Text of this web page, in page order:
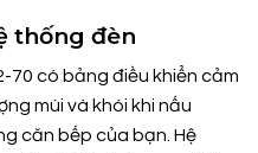
thống đèn
70 có bảng điều khiển cảm
mùi và khói khi nấu
căn bếp của bạn. Hệ